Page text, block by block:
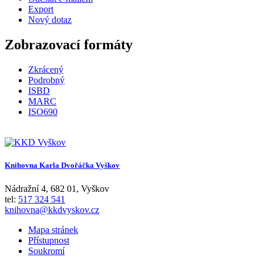
Export
Nový dotaz
Zobrazovací formáty
Zkrácený
Podrobný
ISBD
MARC
ISO690
Knihovna Karla Dvořáčka Vyškov
Nádražní 4, 682 01 , Vyškov
tel: 517 324 541
knihovna@kkdvyskov.cz
Mapa stránek
Přístupnost
Soukromí